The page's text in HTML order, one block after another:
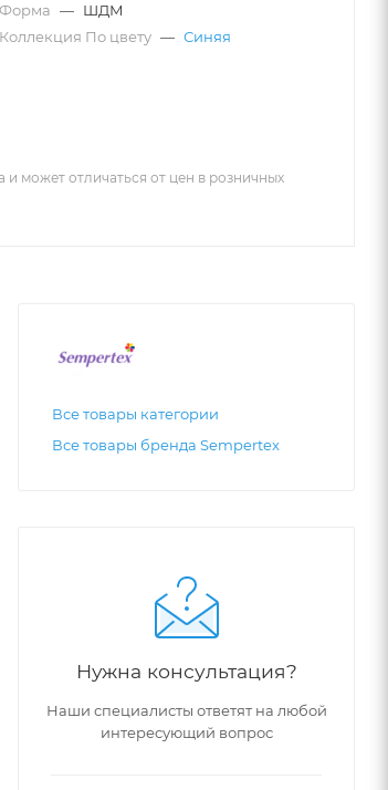
Форма — ШДМ
Коллекция По цвету — Синяя
и может отличаться от цен в розничных
Все товары категории
Все товары бренда Sempertex
Нужна консультация?
Наши специалисты ответят на любой
интересующий вопрос